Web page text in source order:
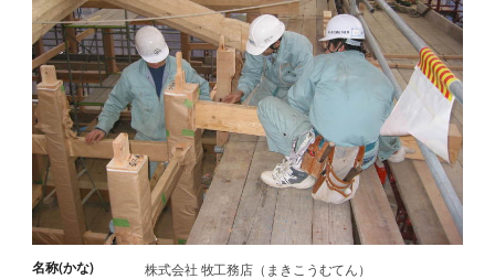
名称(かな) 株式会社 牧工務店（まきこうむてん）